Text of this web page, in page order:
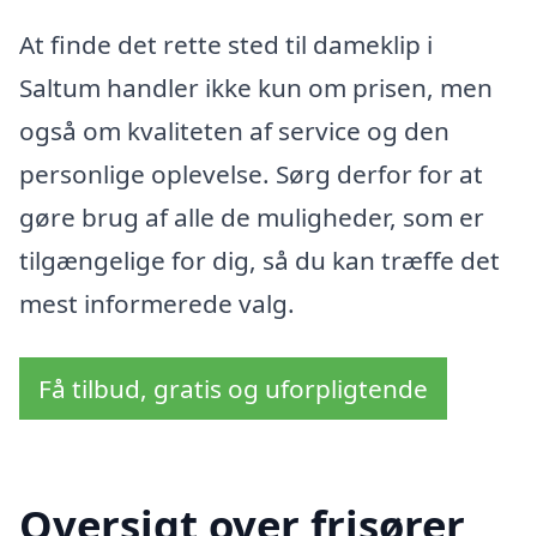
At finde det rette sted til dameklip i
Saltum handler ikke kun om prisen, men
også om kvaliteten af service og den
personlige oplevelse. Sørg derfor for at
gøre brug af alle de muligheder, som er
tilgængelige for dig, så du kan træffe det
mest informerede valg.
Få tilbud, gratis og uforpligtende
Oversigt over frisører